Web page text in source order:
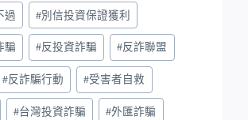
過 #別信投資保證獲利
騙 #反投資詐騙 #反詐聯盟
#反詐騙行動 #受害者自救
#台灣投資詐騙 #外匯詐騙